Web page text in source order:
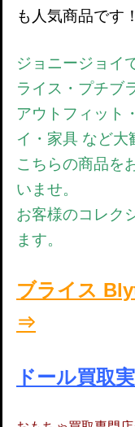
も人気商品です！
ジョニージョイ
ライス・プチブ
アウトフィット
イ・家具 など大
こちらの商品を
いませ。
お客様のコレク
ます。
ブライス
⇒
ドール買取